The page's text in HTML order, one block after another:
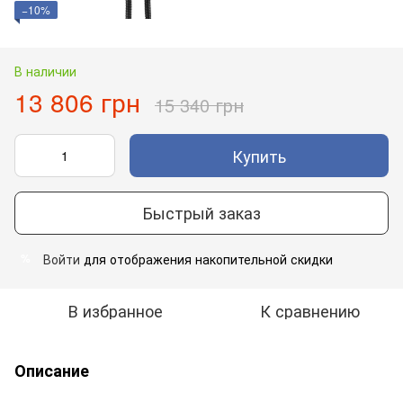
−10%
В наличии
13 806 грн 15 340 грн
Купить
Быстрый заказ
Войти для отображения накопительной скидки
В избранное К сравнению
Описание